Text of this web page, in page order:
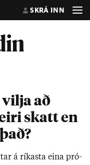
SKRÁ INN
að
skatt en
á rík­asta eina pró­